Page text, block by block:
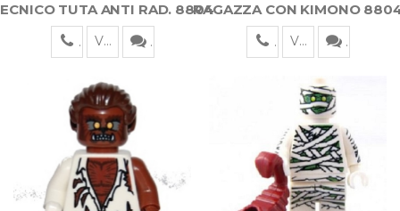
TUTA ANTI RAD. 8804
Visualizza
RAGAZZA CON KIMONO
Visualizza